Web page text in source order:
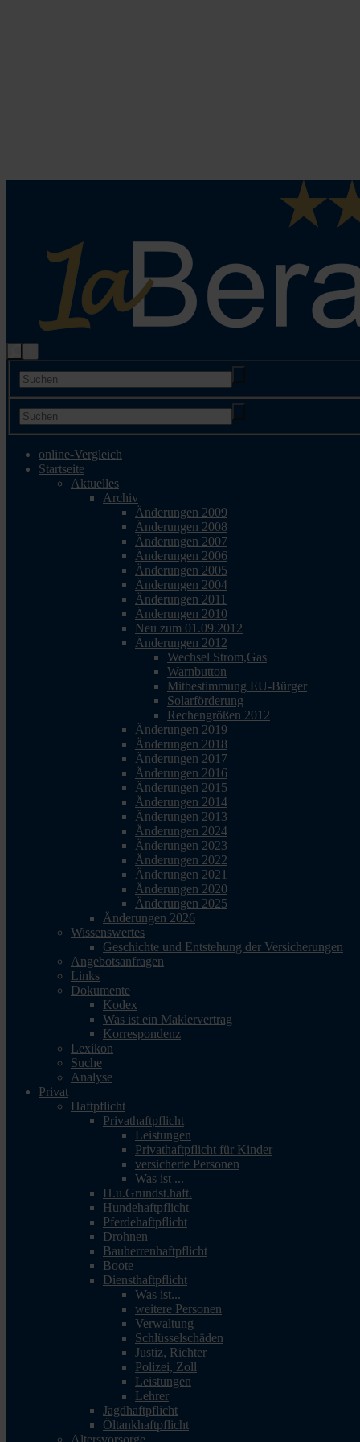
online-Vergleich
Startseite
Aktuelles
Archiv
Änderungen 2009
Änderungen 2008
Änderungen 2007
Änderungen 2006
Änderungen 2005
Änderungen 2004
Änderungen 2011
Änderungen 2010
Neu zum 01.09.2012
Änderungen 2012
Wechsel Strom,Gas
Warnbutton
Mitbestimmung EU-Bürger
Solarförderung
Rechengrößen 2012
Änderungen 2019
Änderungen 2018
Änderungen 2017
Änderungen 2016
Änderungen 2015
Änderungen 2014
Änderungen 2013
Änderungen 2024
Änderungen 2023
Änderungen 2022
Änderungen 2021
Änderungen 2020
Änderungen 2025
Änderungen 2026
Wissenswertes
Geschichte und Entstehung der Versicherungen
Angebotsanfragen
Links
Dokumente
Kodex
Was ist ein Maklervertrag
Korrespondenz
Lexikon
Suche
Analyse
Privat
Haftpflicht
Privathaftpflicht
Leistungen
Privathaftpflicht für Kinder
versicherte Personen
Was ist ...
H.u.Grundst.haft.
Hundehaftpflicht
Pferdehaftpflicht
Drohnen
Bauherrenhaftpflicht
Boote
Diensthaftpflicht
Was ist...
weitere Personen
Verwaltung
Schlüsselschäden
Justiz, Richter
Polizei, Zoll
Leistungen
Lehrer
Jagdhaftpflicht
Öltankhaftpflicht